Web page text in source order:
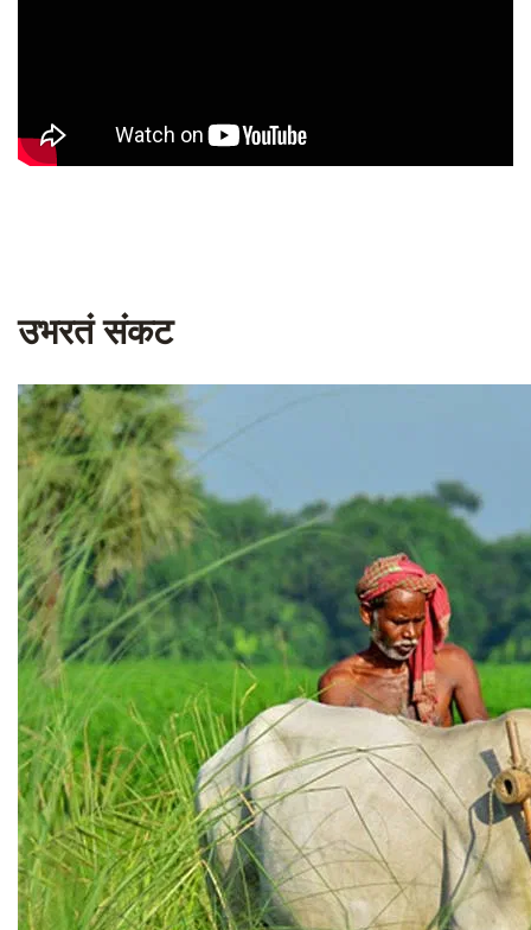
उभरतं संकट